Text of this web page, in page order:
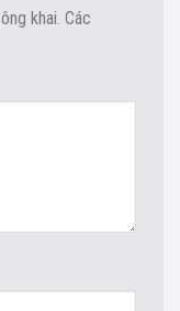
khai. Các